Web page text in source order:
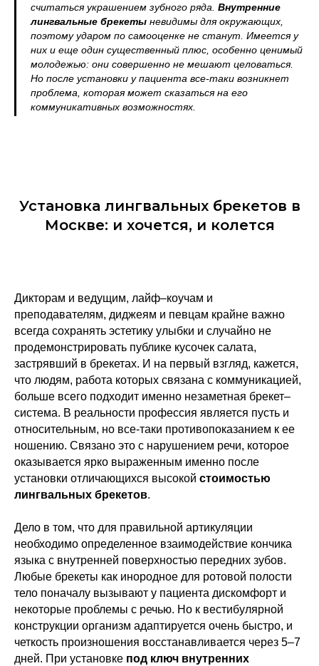
считаться украшением зубного ряда. Внутренние
лингвальные брекеты невидимы для окружающих,
поэтому ударом по самооценке не станут. Имеется у
них и еще один существенный плюс, особенно ценимый
молодежью: они совершенно не мешают целоваться.
Но после установки у пациента все-таки возникнет
проблема, которая может сказаться на его
коммуникативных возможностях.
Установка лингвальных брекетов в
Москве: и хочется, и колется
Дикторам и ведущим, лайф–коучам и
преподавателям, диджеям и певцам крайне важно
всегда сохранять эстетику улыбки и случайно не
продемонстрировать публике кусочек салата,
застрявший в брекетах. И на первый взгляд, кажется,
что людям, работа которых связана с коммуникацией,
больше всего подходит именно незаметная брекет–
система. В реальности профессия является пусть и
относительным, но все-таки противопоказанием к ее
ношению. Связано это с нарушением речи, которое
оказывается ярко выраженным именно после
установки отличающихся высокой стоимостью
лингвальных брекетов.
Дело в том, что для правильной артикуляции
необходимо определенное взаимодействие кончика
языка с внутренней поверхностью передних зубов.
Любые брекеты как инородное для ротовой полости
тело поначалу вызывают у пациента дискомфорт и
некоторые проблемы с речью. Но к вестибулярной
конструкции организм адаптируется очень быстро, и
четкость произношения восстанавливается через 5–7
дней. При установке под ключ внутренних